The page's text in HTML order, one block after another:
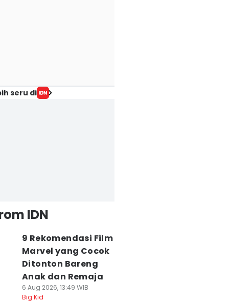
seru di
IDN
9 Rekomendasi Film
Marvel yang Cocok
Ditonton Bareng
Anak dan Remaja
6 Aug 2026, 13:49 WIB
Big Kid